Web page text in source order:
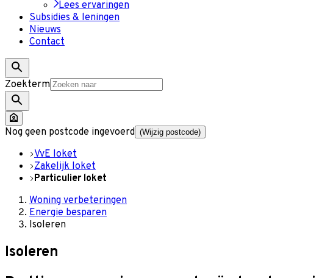
Lees ervaringen
Subsidies & leningen
Nieuws
Contact
Zoekterm
Nog geen postcode ingevoerd (Wijzig postcode)
VvE loket
Zakelijk loket
Particulier loket
Woning verbeteringen
Energie besparen
Isoleren
Isoleren